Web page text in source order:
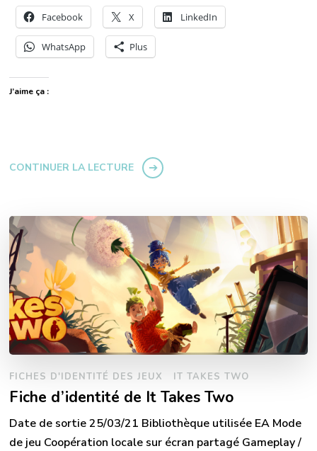
Facebook X LinkedIn
WhatsApp Plus
J’aime ça :
CONTINUER LA LECTURE
FICHES D'IDENTITÉ DES JEUX IT TAKES TWO
Fiche d’identité de It Takes Two
Date de sortie 25/03/21 Bibliothèque utilisée EA Mode
de jeu Coopération locale sur écran partagé Gameplay /